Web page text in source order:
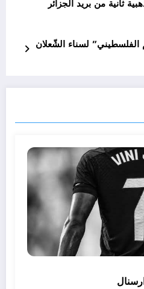
ثانية من بريد الجزائر
الفلسطيني” لسناء الشّعلان